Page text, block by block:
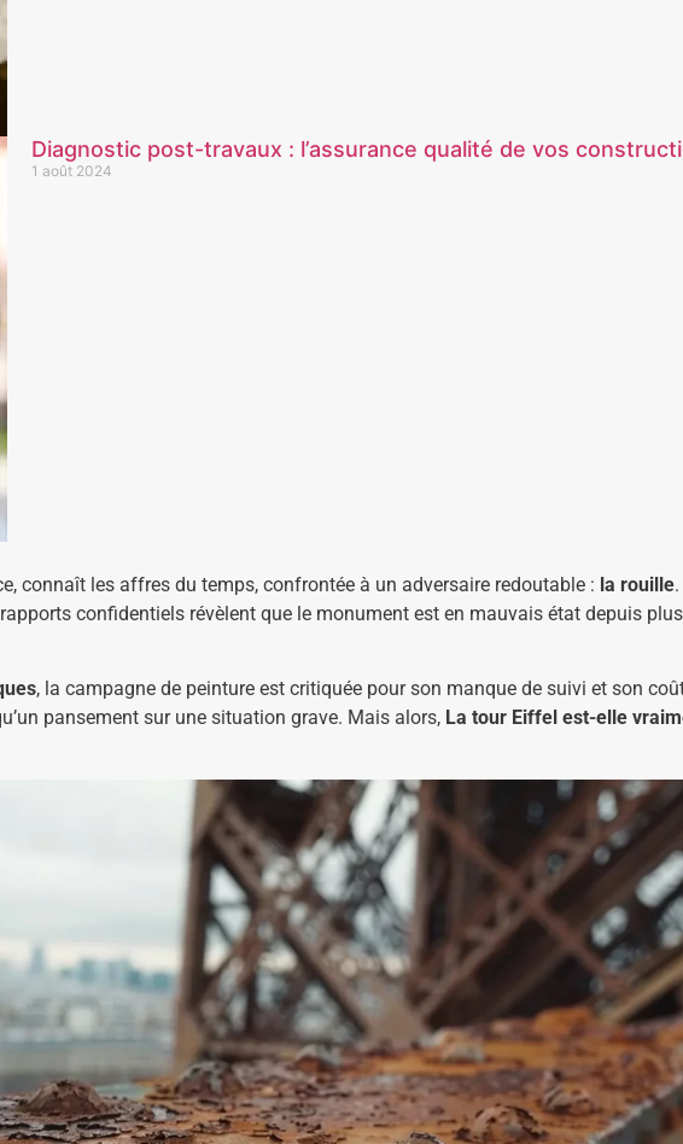
Diagnostic post-travaux : l’assurance qualité de vos
1 août 2024
connaît les affres du temps, confrontée à un adversaire redoutable : la rouille
confidentiels révèlent que le monument est en mauvais état depuis
, la campagne de peinture est critiquée pour son manque de suivi et son
pansement sur une situation grave. Mais alors, La tour Eiffel est-elle